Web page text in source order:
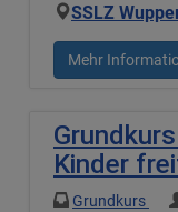
SSLZ
Mehr
Kinder
Grundkurs